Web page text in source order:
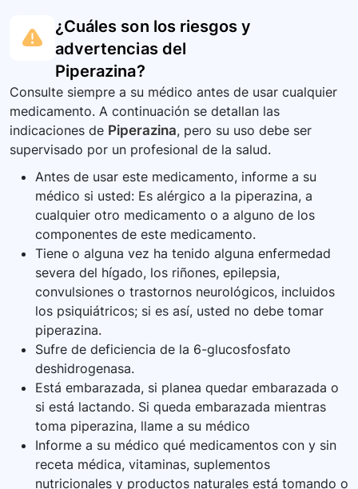
¿Cuáles son los riesgos y
advertencias del
Piperazina?
Consulte siempre a su médico antes de usar cualquier
medicamento. A continuación se detallan las
indicaciones de Piperazina, pero su uso debe ser
supervisado por un profesional de la salud.
Antes de usar este medicamento, informe a su
médico si usted: Es alérgico a la piperazina, a
cualquier otro medicamento o a alguno de los
componentes de este medicamento.
Tiene o alguna vez ha tenido alguna enfermedad
severa del hígado, los riñones, epilepsia,
convulsiones o trastornos neurológicos, incluidos
los psiquiátricos; si es así, usted no debe tomar
piperazina.
Sufre de deficiencia de la 6-glucosfosfato
deshidrogenasa.
Está embarazada, si planea quedar embarazada o
si está lactando. Si queda embarazada mientras
toma piperazina, llame a su médico
Informe a su médico qué medicamentos con y sin
receta médica, vitaminas, suplementos
nutricionales y productos naturales está tomando o